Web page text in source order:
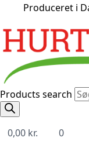
Produceret i
Products search
0,00 kr. 0